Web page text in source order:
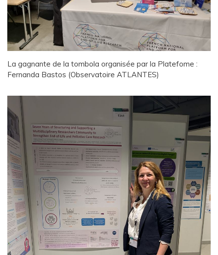
La gagnante de la tombola organisée par la Platefome :
Fernanda Bastos (Observatoire ATLANTES)